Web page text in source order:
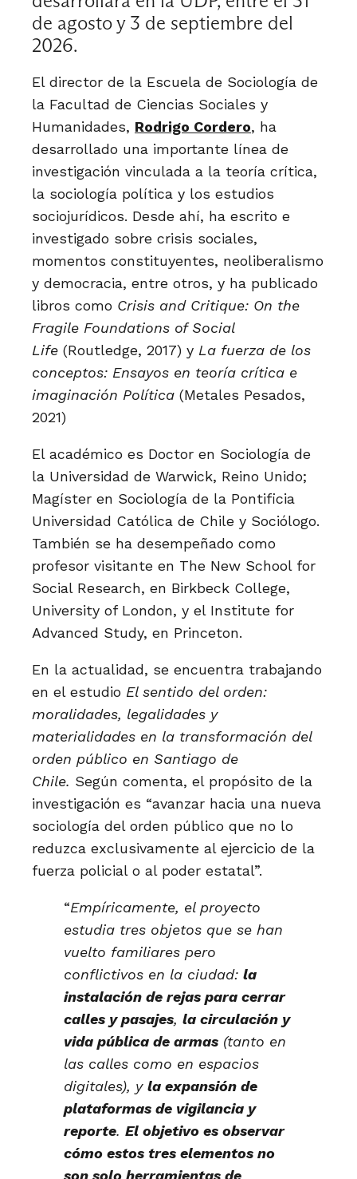
de agosto y 3 de septiembre del
2026.
El director de la Escuela de Sociología de
la Facultad de Ciencias Sociales y
Humanidades, Rodrigo Cordero, ha
desarrollado una importante línea de
investigación vinculada a la teoría crítica,
la sociología política y los estudios
sociojurídicos. Desde ahí, ha escrito e
investigado sobre crisis sociales,
momentos constituyentes, neoliberalismo
y democracia, entre otros, y ha publicado
libros como Crisis and Critique: On the
Fragile Foundations of Social
Life (Routledge, 2017) y La fuerza de los
conceptos: Ensayos en teoría crítica e
imaginación Política (Metales Pesados,
2021)
El académico es Doctor en Sociología de
la Universidad de Warwick, Reino Unido;
Magíster en Sociología de la Pontificia
Universidad Católica de Chile y Sociólogo.
También se ha desempeñado como
profesor visitante en The New School for
Social Research, en Birkbeck College,
University of London, y el Institute for
Advanced Study, en Princeton.
En la actualidad, se encuentra trabajando
en el estudio El sentido del orden:
moralidades, legalidades y
materialidades en la transformación del
orden público en Santiago de
Chile. Según comenta, el propósito de la
investigación es “avanzar hacia una nueva
sociología del orden público que no lo
reduzca exclusivamente al ejercicio de la
fuerza policial o al poder estatal”.
“Empíricamente, el proyecto
estudia tres objetos que se han
vuelto familiares pero
conflictivos en la ciudad: la
instalación de rejas para cerrar
calles y pasajes, la circulación y
vida pública de armas (tanto en
las calles como en espacios
digitales), y la expansión de
plataformas de vigilancia y
reporte. El objetivo es observar
cómo estos tres elementos no
son solo herramientas de